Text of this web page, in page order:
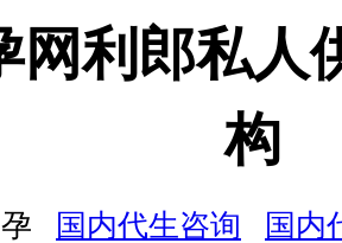
网利郎私人
构
国内代生咨询 国内